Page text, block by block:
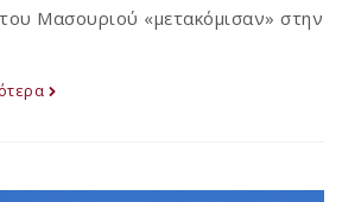
Μασουριού «μετακόμισαν» στην